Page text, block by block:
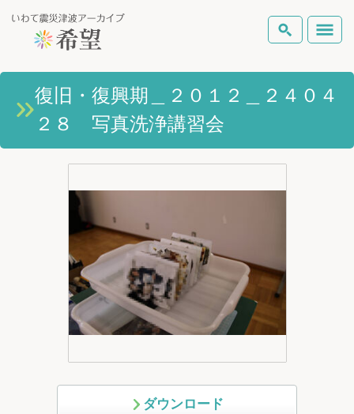
いわて震災津波アーカイブとは
岩手県の被害状況
ピックアップコンテンツ
Foreign Laguage
検索
復旧・復興期＿２０１２＿２４０４
２８ 写真洗浄講習会
ダウンロード